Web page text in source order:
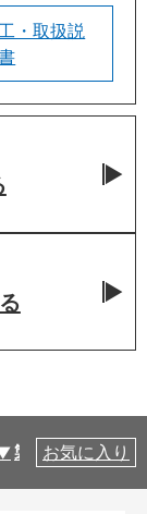
・取扱説
製品仕様
お気に入り